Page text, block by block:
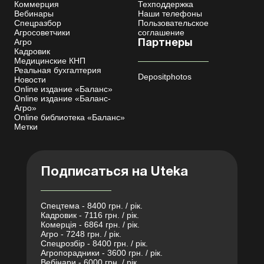
Коммерция
Вебинары
Спецразбор
Агросоветчики
Агро
Кадровик
Медицинские КНП
Реальная бухгалтерия
Новости
Online издание «Баланс»
Online издание «Баланс-
Агро»
Online библиотека «Баланс»
Метки
Техподдержка
Наши телефоны
Пользовательское
соглашение
Партнеры
Depositphotos
Подписаться на Uteka
Спецтема - 8400 грн. / рік.
Кадровик - 7116 грн. / рік.
Комерція - 6864 грн. / рік.
Агро - 7248 грн. / рік.
Спецрозбір - 8400 грн. / рік.
Агропорадники - 3600 грн. / рік.